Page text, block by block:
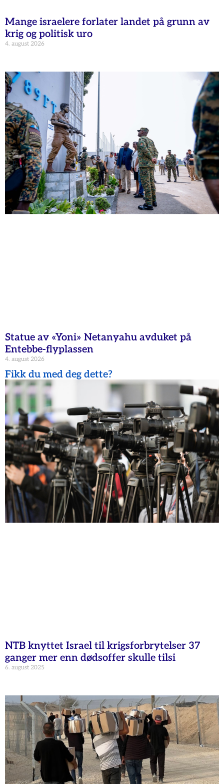
Mange israelere forlater landet på grunn av
krig og politisk uro
4. august 2026
Statue av «Yoni» Netanyahu avduket på
Entebbe-flyplassen
4. august 2026
Fikk du med deg dette?
NTB knyttet Israel til krigsforbrytelser 37
ganger mer enn dødsoffer skulle tilsi
6. august 2025